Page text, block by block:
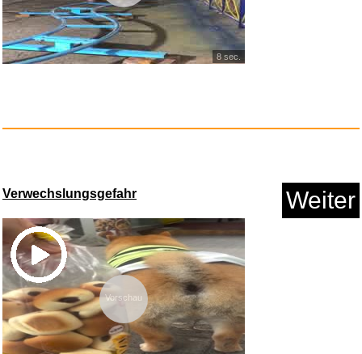
Arrow Video The Invisible Swor...
8 sec.
Verwechslungsgefahr Weiter
Vorschau